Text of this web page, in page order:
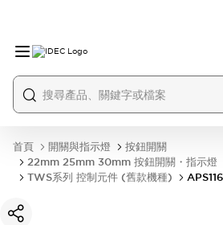
首頁 開關與指示燈
按鈕開關
22mm 25mm 30mm 按鈕開關・指示燈
TWS系列 控制元件 (舊款機種)